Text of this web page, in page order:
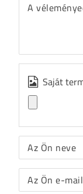
A
Saját
Az Ön neve
Az Ön e-